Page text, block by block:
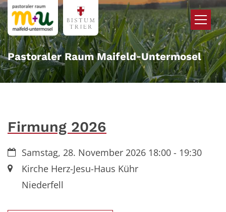
Zum Inhalt springen
Pastoraler Raum Maifeld‑Untermosel
Firmung 2026
Datum:Samstag, 28. November 2026 18:00 - 19:30
Ort:Kirche Herz-Jesu-Haus Kühr
Niederfell